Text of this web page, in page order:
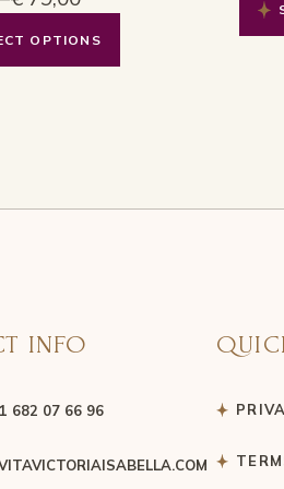
OPTIONS
multiple
the
€
INFO
682 07 66 96